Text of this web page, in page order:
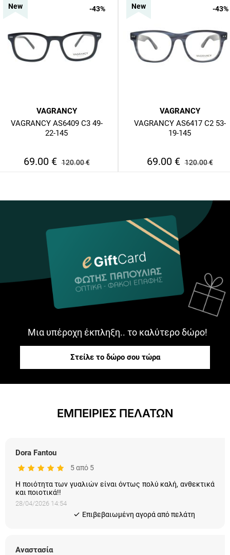
VAGRANCY
VAGRANCY AS6409 C3 49-
22-145
69.00 € 120.00€
New -43%
VAGRANCY
VAGRANCY AS6417 C2 53-
19-145
69.00 € 120.00€
New -43%
Μια υπέροχη έκπληξη.. το καλύτερο δώρο!
Στείλε το δώρο σου τώρα
ΕΜΠΕΙΡΙΕΣ ΠΕΛΑΤΩΝ
Dora Fantou
5 από 5
Η ποιότητα των γυαλιών είναι όντως πολύ καλή, ανθεκτικά
και ποιοτικά!!
28/04/2026 14:54
Eπιβεβαιωμένη αγορά από πελάτη
Αναστασία